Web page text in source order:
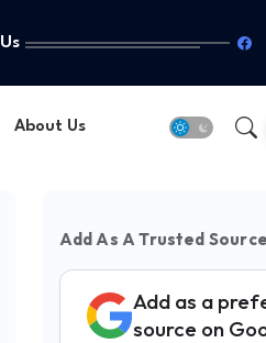
About Us
Add As A Trusted Source
Add as a
source on